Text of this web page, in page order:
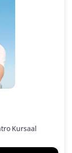
Kursaal